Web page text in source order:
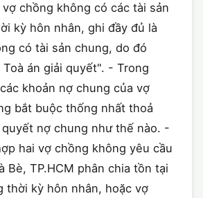
ĐỘNG
chồng không có các tài sản
kỳ hôn nhân, ghi đầy đủ là
có tài sản chung, do đó
án giải quyết". - Trong
khoản nợ chung của vợ
bắt buộc thống nhất thoả
nợ chung như thế nào. -
hai vợ chồng không yêu cầu
Bè, TP.HCM phân chia tồn tại
thời kỳ hôn nhân, hoặc vợ